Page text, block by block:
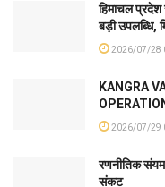
हिमाचल प्रदेश
बड़ी उपलब्धि,
2026/07/28
KANGRA
2026/07/29
रणनीतिक
संकट